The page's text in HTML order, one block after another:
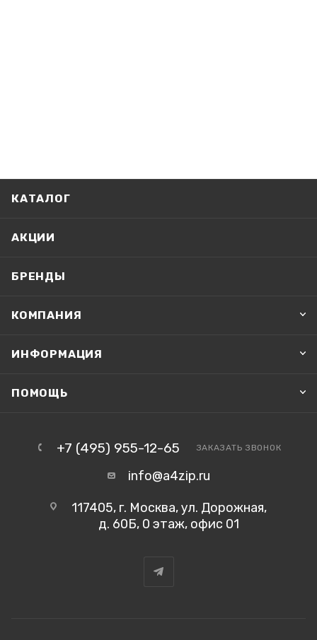
КАТАЛОГ
АКЦИИ
БРЕНДЫ
КОМПАНИЯ
ИНФОРМАЦИЯ
ПОМОЩЬ
+7 (495) 955-12-65 ЗАКАЗАТЬ ЗВОНОК
info@a4zip.ru
117405, г. Москва, ул. Дорожная,
д. 60Б, 0 этаж, офис 01